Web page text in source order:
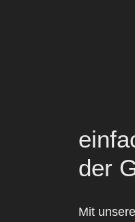
der
Mit